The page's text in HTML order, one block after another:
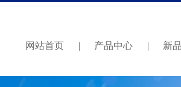
网站首页 | 产品中心 | 新